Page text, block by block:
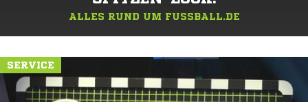
ALLES RUND UM FUSSBALL.DE
SERVICE